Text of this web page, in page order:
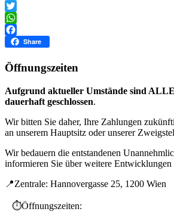
Twitter
WhatsApp
Facebook
Share
Öffnungszeiten
Aufgrund aktueller Umstände sind
dauerhaft geschlossen.
Wir bitten Sie daher, Ihre Zahlungen
an unserem Hauptsitz oder unserer
Wir bedauern die entstandenen
informieren Sie über weitere
📍Zentrale: Hannovergasse 25, 1200 Wien
⏱️Öffnungszeiten: